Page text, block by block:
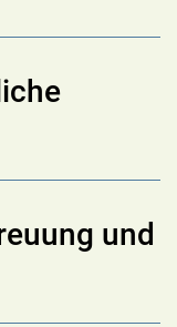
und